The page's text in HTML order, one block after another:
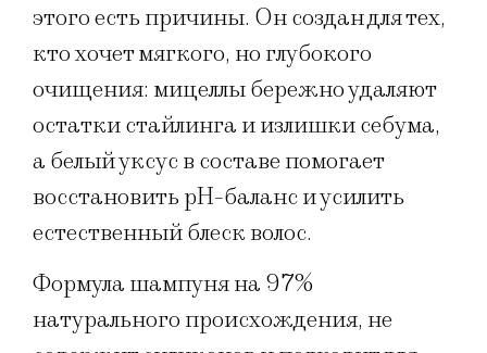
этого есть причины. Он создан для тех,
кто хочет мягкого, но глубокого
очищения: мицеллы бережно удаляют
остатки стайлинга и излишки себума,
а белый уксус в составе помогает
восстановить pH-баланс и усилить
естественный блеск волос.
Формула шампуня на 97%
натурального происхождения, не